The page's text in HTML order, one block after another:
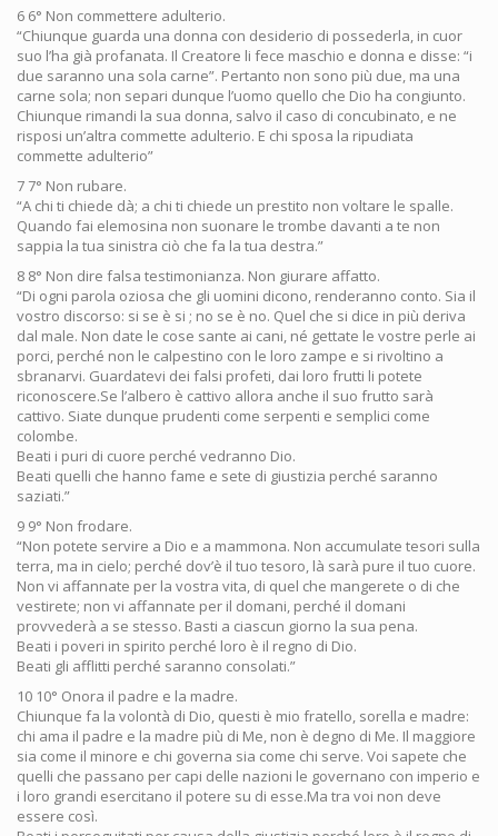
6 6° Non commettere adulterio.
“Chiunque guarda una donna con desiderio di possederla, in cuor
suo l’ha già profanata. Il Creatore li fece maschio e donna e disse: “i
due saranno una sola carne”. Pertanto non sono più due, ma una
carne sola; non separi dunque l’uomo quello che Dio ha congiunto.
Chiunque rimandi la sua donna, salvo il caso di concubinato, e ne
risposi un’altra commette adulterio. E chi sposa la ripudiata
commette adulterio”
7 7° Non rubare.
“A chi ti chiede dà; a chi ti chiede un prestito non voltare le spalle.
Quando fai elemosina non suonare le trombe davanti a te non
sappia la tua sinistra ciò che fa la tua destra.”
8 8° Non dire falsa testimonianza. Non giurare affatto.
“Di ogni parola oziosa che gli uomini dicono, renderanno conto. Sia il
vostro discorso: si se è si ; no se è no. Quel che si dice in più deriva
dal male. Non date le cose sante ai cani, né gettate le vostre perle ai
porci, perché non le calpestino con le loro zampe e si rivoltino a
sbranarvi. Guardatevi dei falsi profeti, dai loro frutti li potete
riconoscere.Se l’albero è cattivo allora anche il suo frutto sarà
cattivo. Siate dunque prudenti come serpenti e semplici come
colombe.
Beati i puri di cuore perché vedranno Dio.
Beati quelli che hanno fame e sete di giustizia perché saranno
saziati.”
9 9° Non frodare.
“Non potete servire a Dio e a mammona. Non accumulate tesori sulla
terra, ma in cielo; perché dov’è il tuo tesoro, là sarà pure il tuo cuore.
Non vi affannate per la vostra vita, di quel che mangerete o di che
vestirete; non vi affannate per il domani, perché il domani
provvederà a se stesso. Basti a ciascun giorno la sua pena.
Beati i poveri in spirito perché loro è il regno di Dio.
Beati gli afflitti perché saranno consolati.”
10 10° Onora il padre e la madre.
Chiunque fa la volontà di Dio, questi è mio fratello, sorella e madre:
chi ama il padre e la madre più di Me, non è degno di Me. Il maggiore
sia come il minore e chi governa sia come chi serve. Voi sapete che
quelli che passano per capi delle nazioni le governano con imperio e
i loro grandi esercitano il potere su di esse.Ma tra voi non deve
essere così.